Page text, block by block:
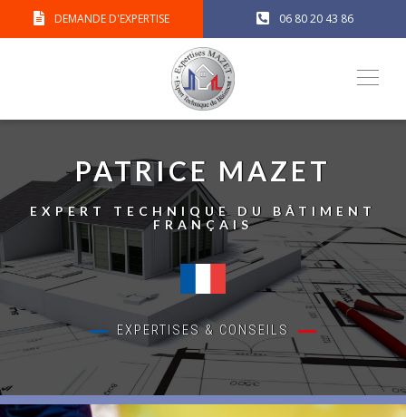
DEMANDE D'EXPERTISE 06 80 20 43 86
PATRICE MAZET
EXPERT TECHNIQUE DU BÂTIMENT
FRANÇAIS
EXPERTISES & CONSEILS